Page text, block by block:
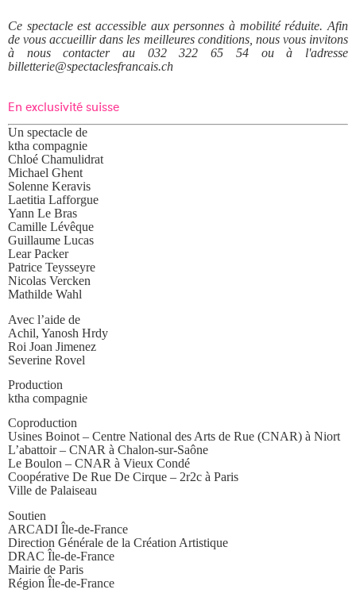
Ce spectacle est accessible aux personnes à mobilité réduite. Afin
de vous accueillir dans les meilleures conditions, nous vous invitons
à nous contacter au 032 322 65 54 ou à l'adresse
billetterie@spectaclesfrancais.ch
En exclusivité suisse
Un spectacle de
ktha compagnie
Chloé Chamulidrat
Michael Ghent
Solenne Keravis
Laetitia Lafforgue
Yann Le Bras
Camille Lévêque
Guillaume Lucas
Lear Packer
Patrice Teysseyre
Nicolas Vercken
Mathilde Wahl
Avec l’aide de
Achil, Yanosh Hrdy
Roi Joan Jimenez
Severine Rovel
Production
ktha compagnie
Coproduction
Usines Boinot – Centre National des Arts de Rue (CNAR) à Niort
L’abattoir – CNAR à Chalon-sur-Saône
Le Boulon – CNAR à Vieux Condé
Coopérative De Rue De Cirque – 2r2c à Paris
Ville de Palaiseau
Soutien
ARCADI Île-de-France
Direction Générale de la Création Artistique
DRAC Île-de-France
Mairie de Paris
Région Île-de-France